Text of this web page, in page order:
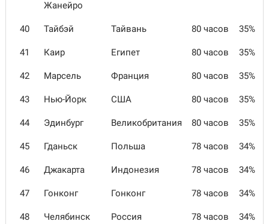
Жанейро
40 Тайбэй Тайвань 80 часов 35%
41 Каир Египет 80 часов 35%
42 Марсель Франция 80 часов 35%
43 Нью-Йорк США 80 часов 35%
44 Эдинбург Великобритания 80 часов 35%
45 Гданьск Польша 78 часов 34%
46 Джакарта Индонезия 78 часов 34%
47 Гонконг Гонконг 78 часов 34%
48 Челябинск Россия 78 часов 34%